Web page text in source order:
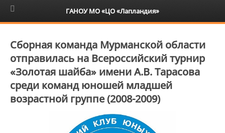
6+
Сборная команда Мурманской области
отправилась на Всероссийский турнир
«Золотая шайба» имени А.В. Тарасова
среди команд юношей младшей
возрастной группе (2008-2009)
ГАНОУ МО «ЦО «Лапландия»